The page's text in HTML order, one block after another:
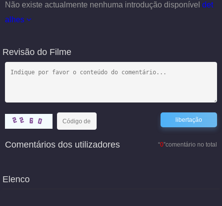
Não existe actualmente nenhuma introdução disponível det
alhes
Revisão do Filme
“0”comentário no total
Comentários dos utilizadores
Elenco